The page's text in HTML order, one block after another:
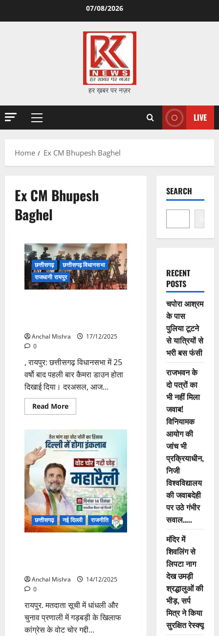
07/08/2026
हर ख़बर पर नज़र
Primary
LIVE
Home Ex CM Bhupesh Baghel
Ex CM Bhupesh
Baghel
छत्तीसगढ़
छत्तीसगढ़ विधानसभा
राजधानी रायपुर
Anchal Mishra
17/12/2025
0
, रायपुर: छत्तीसगढ़ विधानसभा में 25
वर्षो बाद पहली बार कैमरा डाउन होता
दिखाई दिया। दरअसल, आज...
Read MoreRead
more
की
कार्यवाही
कवरेज
का
मीडिया
कर्मियों
ने
किया
बहिष्कार,
पहली
बाद
विधानसभा
में
कैमरा
हुआ
छत्तीसगढ़ नई दिल्ली राजनीति
Anchal Mishra
14/12/2025
0
रायपुर. मतदाता सूची में धांधली और
चुनाव प्रणाली में गड़बड़ी के खिलाफ
कांग्रेस के वोट चोर गद्दी...
SEARCH
Search
RECENT
POSTS
चपोरा आश्रम
के पास
पुलिया टूटने
से यात्रियों से
भरी बस फंसी
राजभवन के
दो पत्रों का
भी नहीं मिला
जवाब!
विनियामक
आयोग की
जांच भी
प्रक्रियाधीन,
निजी
विश्वविद्यालय
की जवाबदेही
पर उठे गंभीर
सवाल…..
मंदिर में
शिवलिंग से
लिपटा नाग
देख उमड़ी
श्रद्धालुओं की
भीड़, सर्प
मित्र ने किया
सुरक्षित रेस्क्यू